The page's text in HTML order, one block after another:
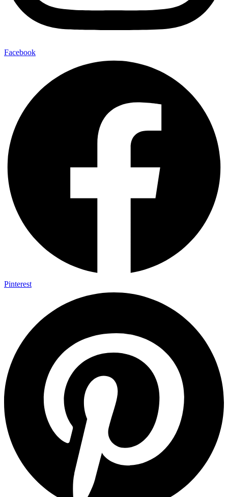
Facebook
Pinterest